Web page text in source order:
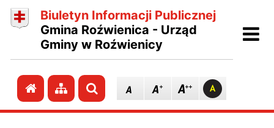
Biuletyn Informacji Publicznej
Gmina Roźwienica - Urząd
Gminy w Roźwienicy
Przejdź do strony głównej
Przejdź do mapy strony
Szukaj